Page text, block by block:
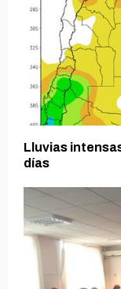
Lluvias
días